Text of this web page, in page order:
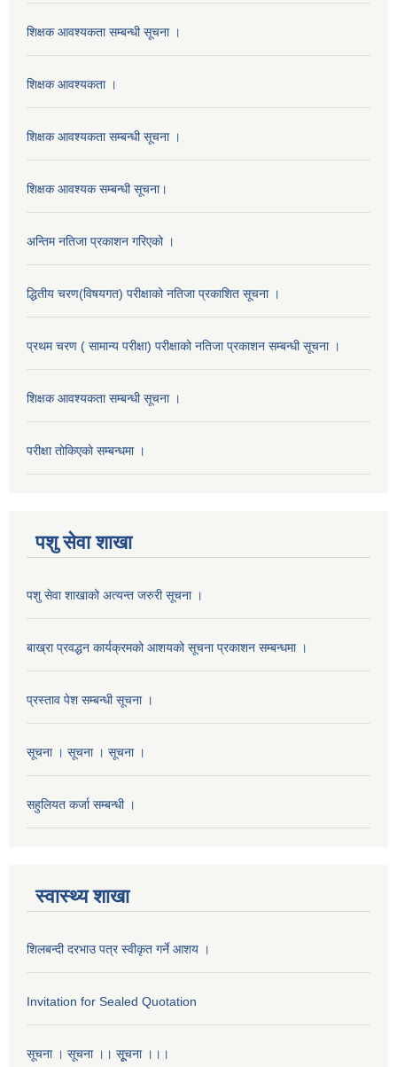
शिक्षक आवश्यकता सम्बन्धी सूचना ।
शिक्षक आवश्यकता ।
शिक्षक आवश्यकता सम्बन्धी सूचना ।
शिक्षक आवश्यक सम्बन्धी सूचना।
अन्तिम नतिजा प्रकाशन गरिएको ।
द्धितीय चरण(विषयगत) परीक्षाको नतिजा प्रकाशित सूचना ।
प्रथम चरण ( सामान्य परीक्षा) परीक्षाको नतिजा प्रकाशन सम्बन्धी सूचना ।
शिक्षक आवश्यकता सम्बन्धी सूचना ।
परीक्षा ताेकिएकाे सम्बन्धमा ।
पशु सेवा शाखा
पशु सेवा शाखाको अत्यन्त जरुरी सूचना ।
बाख्रा प्रवद्धन कार्यक्रमको आशयको सूचना प्रकाशन सम्बन्धमा ।
प्रस्ताव पेश सम्बन्धी सूचना ।
सूचना । सूचना । सूचना ।
सहुलियत कर्जा सम्बन्धी ।
स्वास्थ्य शाखा
शिलबन्दी दरभाउ पत्र स्वीकृत गर्ने आशय ।
Invitation for Sealed Quotation
सूचना । सूचना ।। सूूचना ।।।